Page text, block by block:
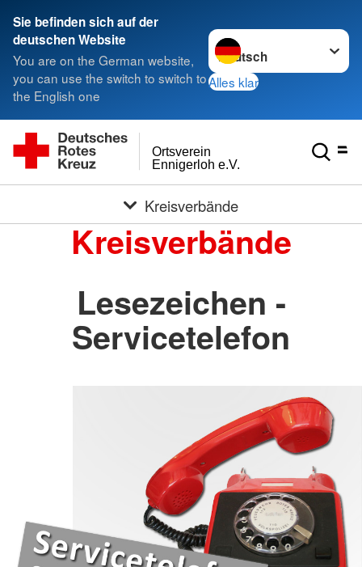
Sie befinden sich auf der
deutschen Website
You are on the German website,
you can use the switch to switch to
the English one
Sprache wechseln zu
Alles klar
Ennigerloh e.V.
Ortsverein
Kreisverbände
Kreisverbände
Lesezeichen -
Servicetelefon